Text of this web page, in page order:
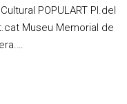
POPULART Pl.del
Museu Memorial de